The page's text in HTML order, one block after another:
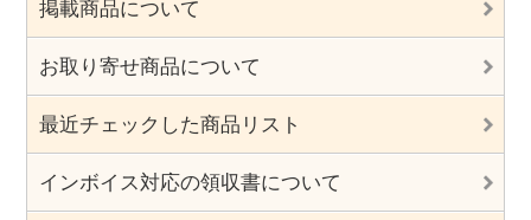
掲載商品について
お取り寄せ商品について
最近チェックした商品リスト
インボイス対応の領収書について